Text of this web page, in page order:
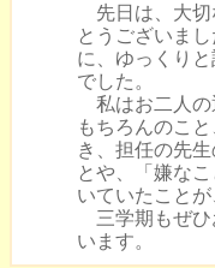
先日は、大切
とうございま
に、ゆっくり
でした。
私はお二人の
もちろんのこ
き、担任の先
とや、「嫌な
いていたこと
三学期もぜひ
います。